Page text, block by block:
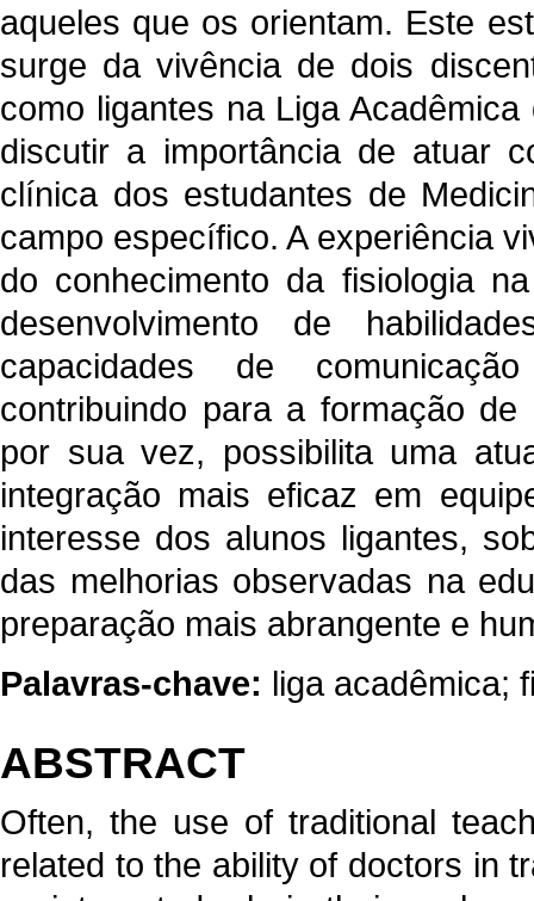
aqueles que os orientam. Este
surge da vivência de dois
como ligantes na Liga
discutir a importância de atuar
clínica dos estudantes de
campo específico. A experiência
do conhecimento da fisiologia
desenvolvimento de
capacidades de
contribuindo para a formação
por sua vez, possibilita uma
integração mais eficaz em
interesse dos alunos ligantes,
das melhorias observadas na
preparação mais abrangente e
Palavras-chave: liga acadêmica;
ABSTRACT
Often, the use of traditional
related to the ability of doctors in